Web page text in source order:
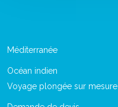
Méditerranée
Océan indien
Voyage plongée sur mesure